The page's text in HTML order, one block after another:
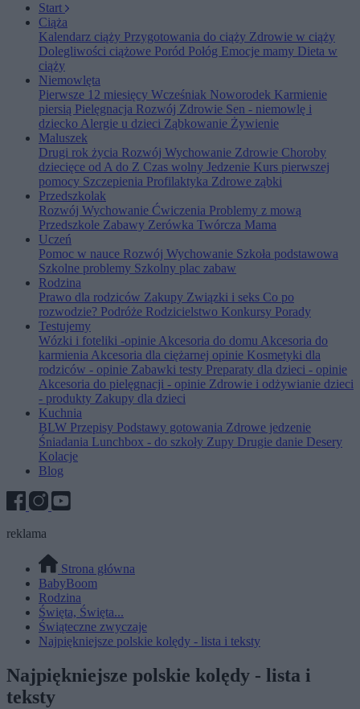
Start
Ciąża
Kalendarz ciąży Przygotowania do ciąży Zdrowie w ciąży
Dolegliwości ciążowe Poród Połóg Emocje mamy Dieta w
ciąży
Niemowlęta
Pierwsze 12 miesięcy Wcześniak Noworodek Karmienie
piersią Pielęgnacja Rozwój Zdrowie Sen - niemowlę i
dziecko Alergie u dzieci Ząbkowanie Żywienie
Maluszek
Drugi rok życia Rozwój Wychowanie Zdrowie Choroby
dziecięce od A do Z Czas wolny Jedzenie Kurs pierwszej
pomocy Szczepienia Profilaktyka Zdrowe ząbki
Przedszkolak
Rozwój Wychowanie Ćwiczenia Problemy z mową
Przedszkole Zabawy Zerówka Twórcza Mama
Uczeń
Pomoc w nauce Rozwój Wychowanie Szkoła podstawowa
Szkolne problemy Szkolny plac zabaw
Rodzina
Prawo dla rodziców Zakupy Związki i seks Co po
rozwodzie? Podróże Rodzicielstwo Konkursy Porady
Testujemy
Wózki i foteliki -opinieAkcesoria do domu Akcesoria do
karmieniaAkcesoria dla ciężarnej opinie Kosmetyki dla
rodziców - opinie Zabawki testy Preparaty dla dzieci - opinie
Akcesoria do pielęgnacji - opinie Zdrowie i odżywianie dzieci
- produkty Zakupy dla dzieci
Kuchnia
BLW Przepisy Podstawy gotowania Zdrowe jedzenie
Śniadania Lunchbox - do szkoły Zupy Drugie danie Desery
Kolacje
Blog
reklama
Strona główna
BabyBoom
Rodzina
Święta, Święta...
Świąteczne zwyczaje
Najpiękniejsze polskie kolędy - lista i teksty
Najpiękniejsze polskie kolędy - lista i
teksty